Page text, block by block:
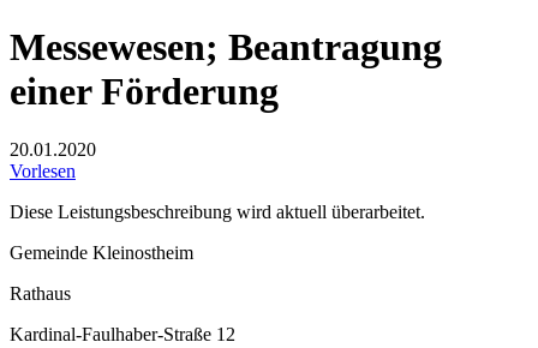
Messewesen; Beantragung
einer Förderung
20.01.2020
Vorlesen
Diese Leistungsbeschreibung wird aktuell überarbeitet.
Gemeinde Kleinostheim
Rathaus
Kardinal-Faulhaber-Straße 12